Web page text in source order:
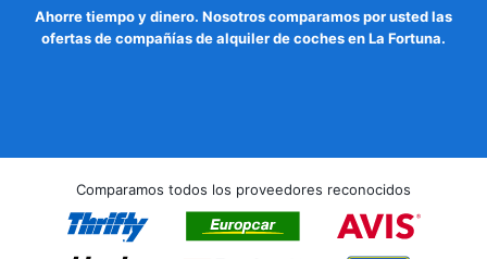
Ahorre tiempo y dinero. Nosotros comparamos por usted las
ofertas de compañías de alquiler de coches en La Fortuna.
Comparamos todos los proveedores reconocidos